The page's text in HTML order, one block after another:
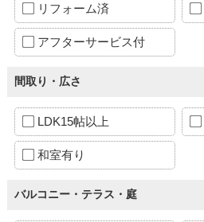
リフォーム済
アフターサービス付
間取り・広さ
LDK15帖以上
和室有り
バルコニー・テラス・庭